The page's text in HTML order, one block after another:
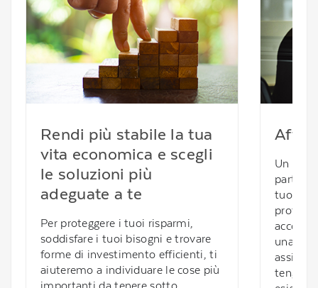
Rendi più stabile la tua
vita economica e scegli
le soluzioni più
adeguate a te
Per proteggere i tuoi risparmi,
soddisfare i tuoi bisogni e trovare
forme di investimento efficienti, ti
aiuteremo a individuare le cose più
Un
tuoi
profilo
una
tenga